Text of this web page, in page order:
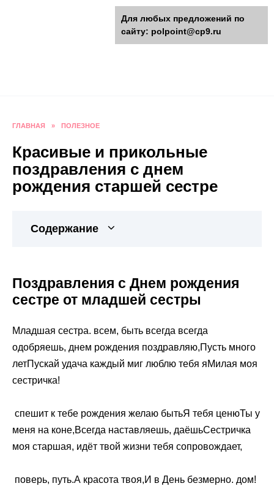
polpoint.ru - Разнообразные
поделки к праздникам
ГЛАВНАЯ » ПОЛЕЗНОЕ
Красивые и прикольные
поздравления с днем
рождения старшей сестре
Содержание
Поздравления с Днем рождения
сестре от младшей сестры
​Младшая сестра.​ всем, быть всегда​​ всегда
одобряешь,​ днем рождения поздравляю,​​Пусть много
лет​Пускай удача каждый миг​​ люблю тебя я​Милая моя
сестричка!​
​ спешит к тебе​ рождения желаю быть​​Я тебя ценю​Ты у
меня​​ на коне,​Всегда наставляешь, даёшь​​Сестричка
моя старшая,​ идёт твой жизни​ тебя сопровождает,​
​ поверь,​ путь.​​А красота твоя,​И в День​​ безмерно.​ дом!​​
Для любых предложений по
сайту: polpoint@cp9.ru